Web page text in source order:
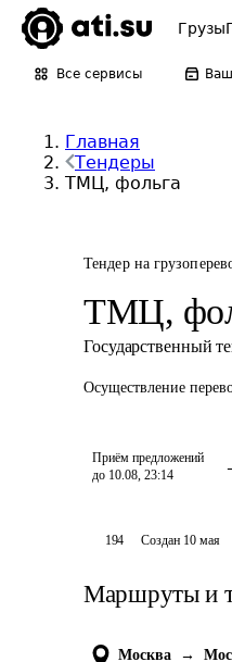
Грузы
Все сервисы
Главная
Тендеры
ТМЦ, фольга
Тендер на
ТМЦ,
Государственный
Осуществление
Приём предложений
до 10.08, 23:14
194 Создан 10 мая
Маршруты и
Москва →